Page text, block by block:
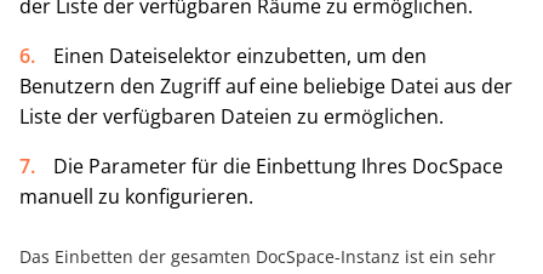
der Liste der verfügbaren Räume zu ermöglichen.
Einen Dateiselektor einzubetten, um den
Benutzern den Zugriff auf eine beliebige Datei aus der
Liste der verfügbaren Dateien zu ermöglichen.
Die Parameter für die Einbettung Ihres DocSpace
manuell zu konfigurieren.
Das Einbetten der gesamten DocSpace-Instanz ist ein sehr